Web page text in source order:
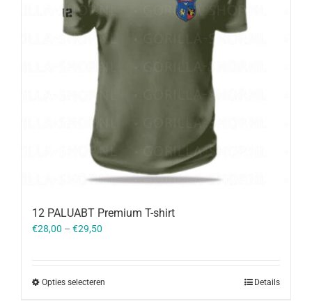
12 PALUABT Premium T-shirt
€28,00 – €29,50
Opties selecteren Details